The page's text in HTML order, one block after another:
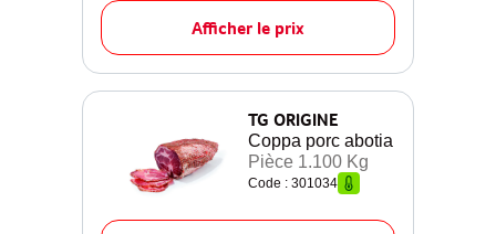
Afficher le prix
TG ORIGINE
Coppa porc abotia
Pièce 1.100 Kg
Code : 301034